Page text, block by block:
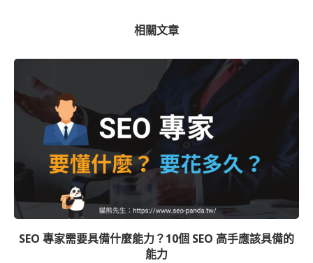
相關文章
SEO 專家需要具備什麼能力？10個 SEO 高手應該具備的
能力